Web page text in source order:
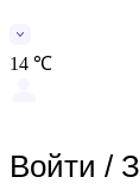
14 ℃
Войти /